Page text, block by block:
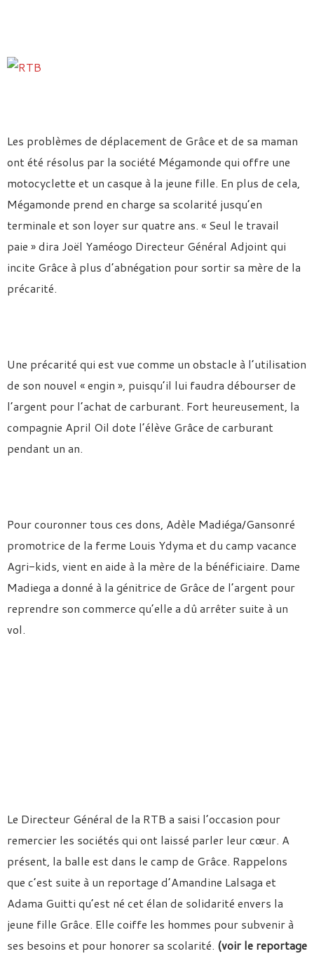
Les problèmes de déplacement de Grâce et de sa maman
ont été résolus par la société Mégamonde qui offre une
motocyclette et un casque à la jeune fille. En plus de cela,
Mégamonde prend en charge sa scolarité jusqu’en
terminale et son loyer sur quatre ans. « Seul le travail
paie » dira Joël Yaméogo Directeur Général Adjoint qui
incite Grâce à plus d’abnégation pour sortir sa mère de la
précarité.
Une précarité qui est vue comme un obstacle à l’utilisation
de son nouvel « engin », puisqu’il lui faudra débourser de
l’argent pour l’achat de carburant. Fort heureusement, la
compagnie April Oil dote l’élève Grâce de carburant
pendant un an.
Pour couronner tous ces dons, Adèle Madiéga/Gansonré
promotrice de la ferme Louis Ydyma et du camp vacance
Agri-kids, vient en aide à la mère de la bénéficiaire. Dame
Madiega a donné à la génitrice de Grâce de l’argent pour
reprendre son commerce qu’elle a dû arrêter suite à un
vol.
Le Directeur Général de la RTB a saisi l’occasion pour
remercier les sociétés qui ont laissé parler leur cœur. A
présent, la balle est dans le camp de Grâce. Rappelons
que c’est suite à un reportage d’Amandine Lalsaga et
Adama Guitti qu’est né cet élan de solidarité envers la
jeune fille Grâce. Elle coiffe les hommes pour subvenir à
ses besoins et pour honorer sa scolarité. (voir le reportage